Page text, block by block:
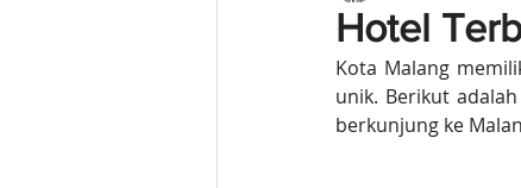
Hotel
Kota Malang
unik. Berikut
berkunjung ke